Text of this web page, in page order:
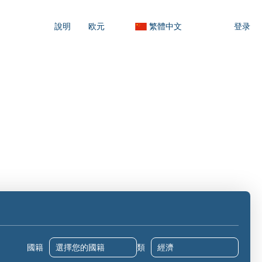
說明 欧元 繁體中文 登录
國籍
類